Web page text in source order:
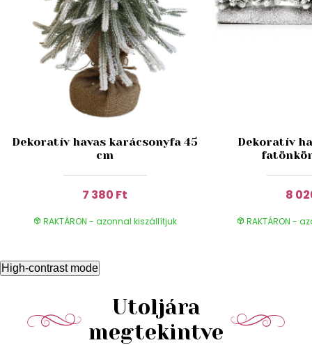
Dekoratív havas karácsonyfa 45
cm
7 380 Ft
RAKTÁRON - azonnal kiszállítjuk
Dekoratív
8
RAKTÁRON -
High-contrast mode
Utoljára
megtekintve